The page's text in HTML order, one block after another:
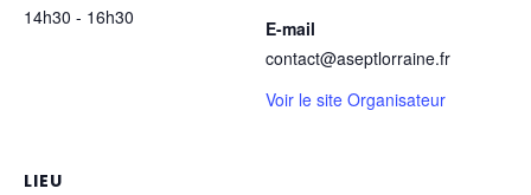
14h30 - 16h30
E-mail
contact@aseptlorraine.fr
Voir le site Organisateur
LIEU